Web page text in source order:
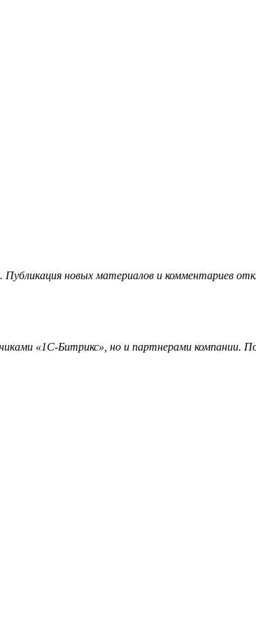
новых материалов и комментариев
«1С-Битрикс», но и партнерами компании.